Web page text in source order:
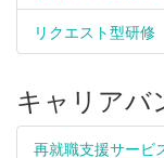
リクエスト型研修
キャリアバ
再就職支援サービ